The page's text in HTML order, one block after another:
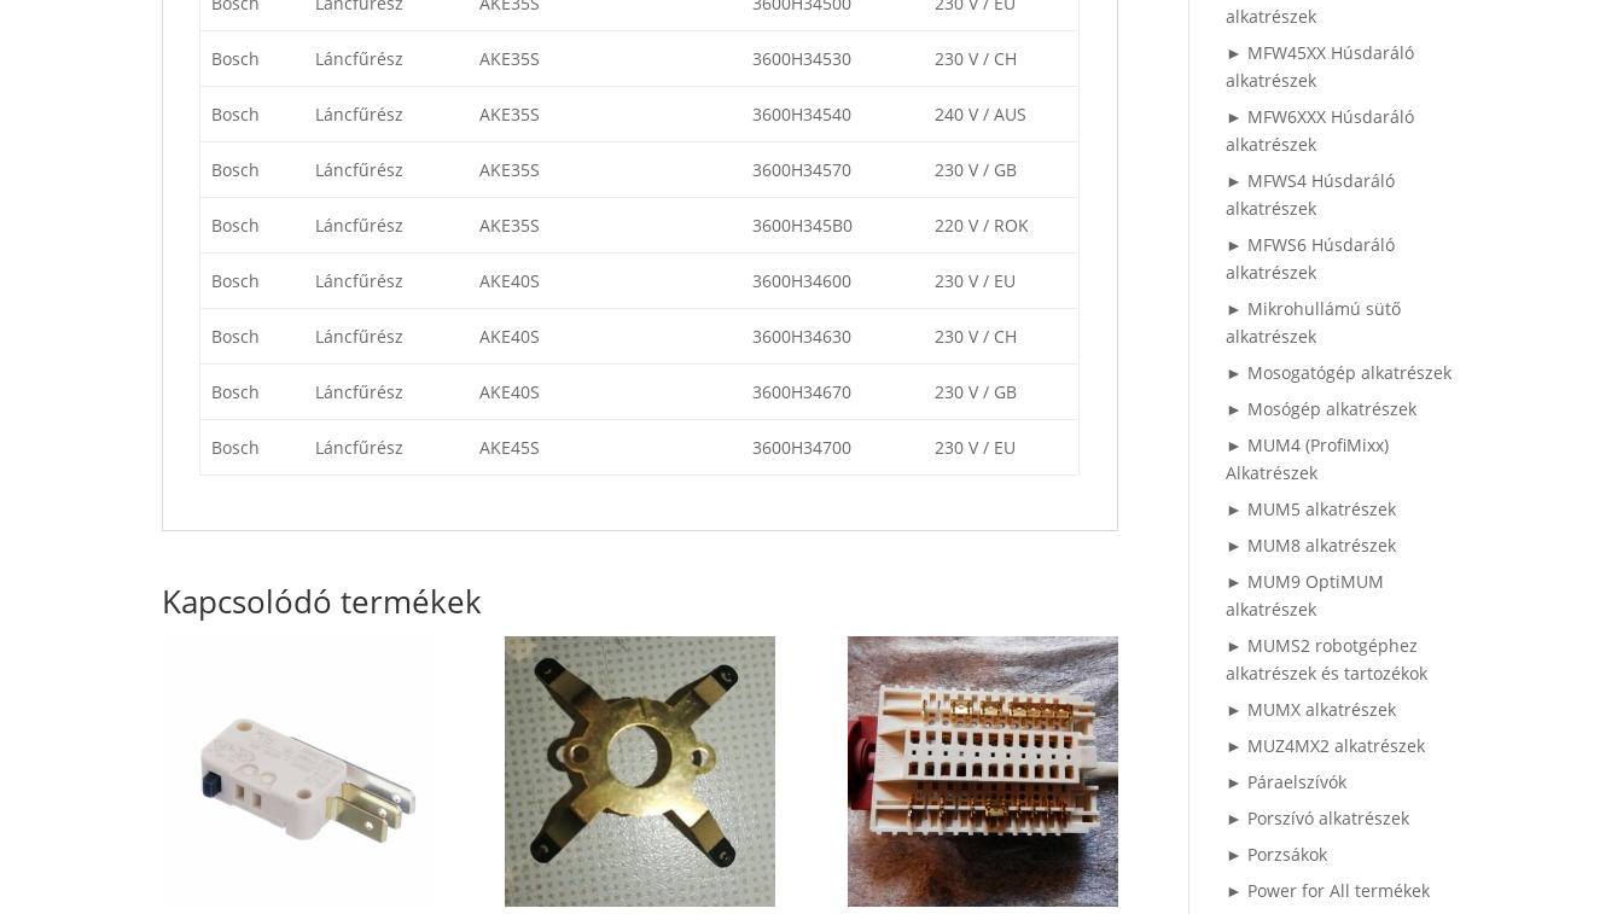
Bosch Láncfűrész AKE35S 3600H34530 230 V / CH
Bosch Láncfűrész AKE35S 3600H34540 240 V / AUS
Bosch Láncfűrész AKE35S 3600H34570 230 V / GB
Bosch Láncfűrész AKE35S 3600H345B0 220 V / ROK
Bosch Láncfűrész AKE40S 3600H34600 230 V / EU
Bosch Láncfűrész AKE40S 3600H34630 230 V / CH
Bosch Láncfűrész AKE40S 3600H34670 230 V / GB
Bosch Láncfűrész AKE45S 3600H34700 230 V / EU
Kapcsolódó termékek
alkatrészek
► MFW45XX Húsdaráló
alkatrészek
► MFW6XXX Húsdaráló
alkatrészek
► MFWS4 Húsdaráló
alkatrészek
► MFWS6 Húsdaráló
alkatrészek
► Mikrohullámú sütő
alkatrészek
► Mosogatógép alkatrészek
► Mosógép alkatrészek
► MUM4 (ProfiMixx)
Alkatrészek
► MUM5 alkatrészek
► MUM8 alkatrészek
► MUM9 OptiMUM
alkatrészek
► MUMS2 robotgéphez
alkatrészek és tartozékok
► MUMX alkatrészek
► MUZ4MX2 alkatrészek
► Páraelszívók
► Porszívó alkatrészek
► Porzsákok
► Power for All termékek